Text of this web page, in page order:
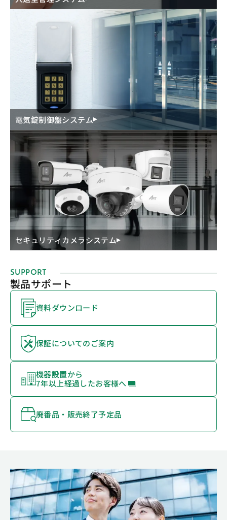
電気錠制御盤システム
セキュリティカメラシステム
SUPPORT
製品サポート
資料ダウンロード
保証についてのご案内
機器設置から
7年以上経過したお客様へ
廃番品・販売終了予定品